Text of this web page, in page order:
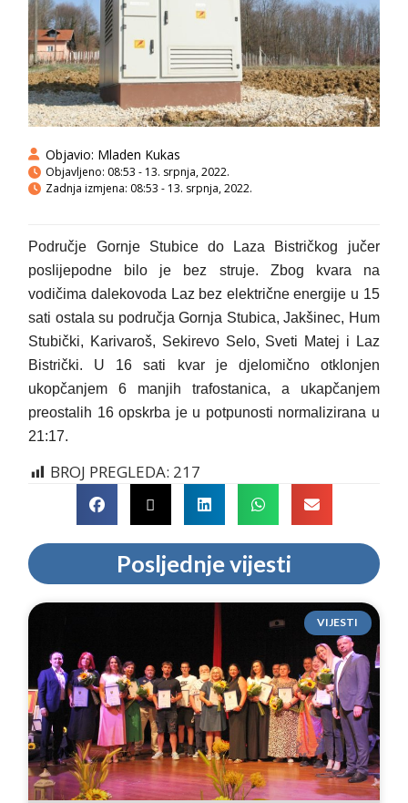
Objavio: Mladen Kukas
Objavljeno: 08:53 - 13. srpnja, 2022.
Zadnja izmjena: 08:53 - 13. srpnja, 2022.
Područje Gornje Stubice do Laza Bistričkog jučer
poslijepodne bilo je bez struje. Zbog kvara na
vodičima dalekovoda Laz bez električne energije u 15
sati ostala su područja Gornja Stubica, Jakšinec, Hum
Stubički, Karivaroš, Sekirevo Selo, Sveti Matej i Laz
Bistrički. U 16 sati kvar je djelomično otklonjen
ukopčanjem 6 manjih trafostanica, a ukapčanjem
preostalih 16 opskrba je u potpunosti normalizirana u
21:17.
BROJ PREGLEDA: 217
Posljednje vijesti
VIJESTI